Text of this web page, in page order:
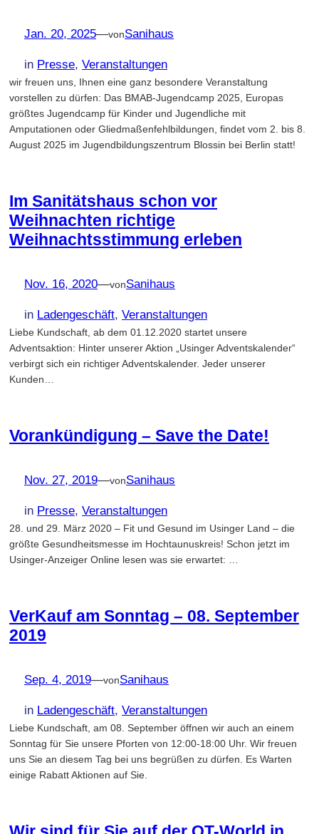
Jan. 20, 2025—vonSanihaus
in Presse, Veranstaltungen
wir freuen uns, Ihnen eine ganz besondere Veranstaltung
vorstellen zu dürfen: Das BMAB-Jugendcamp 2025, Europas
größtes Jugendcamp für Kinder und Jugendliche mit
Amputationen oder Gliedmaßenfehlbildungen, findet vom 2. bis 8.
August 2025 im Jugendbildungszentrum Blossin bei Berlin statt!
Im Sanitätshaus schon vor
Weihnachten richtige
Weihnachtsstimmung erleben
Nov. 16, 2020—vonSanihaus
in Ladengeschäft, Veranstaltungen
Liebe Kundschaft, ab dem 01.12.2020 startet unsere
Adventsaktion: Hinter unserer Aktion „Usinger Adventskalender“
verbirgt sich ein richtiger Adventskalender. Jeder unserer
Kunden…
Vorankündigung – Save the Date!
Nov. 27, 2019—vonSanihaus
in Presse, Veranstaltungen
28. und 29. März 2020 – Fit und Gesund im Usinger Land – die
größte Gesundheitsmesse im Hochtaunuskreis! Schon jetzt im
Usinger-Anzeiger Online lesen was sie erwartet: …
VerKauf am Sonntag – 08. September
2019
Sep. 4, 2019—vonSanihaus
in Ladengeschäft, Veranstaltungen
Liebe Kundschaft, am 08. September öffnen wir auch an einem
Sonntag für Sie unsere Pforten von 12:00-18:00 Uhr. Wir freuen
uns Sie an diesem Tag bei uns begrüßen zu dürfen. Es Warten
einige Rabatt Aktionen auf Sie.